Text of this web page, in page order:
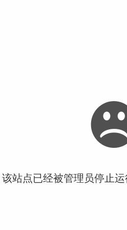
站点已经被管理员停止